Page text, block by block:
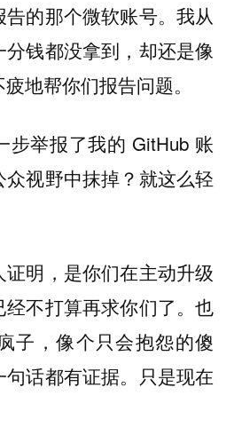
的那个微软账号。 我从
钱都没拿到 ，却还是像
地帮你们报告问题。
步举报了我的 GitHub 账
视野中抹掉？就这么轻
明，是你们在主动升级
不打算再求你们了。也
子，像个只会抱怨的傻
句话都有证据。只是现在